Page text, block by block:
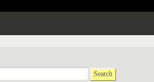
Search